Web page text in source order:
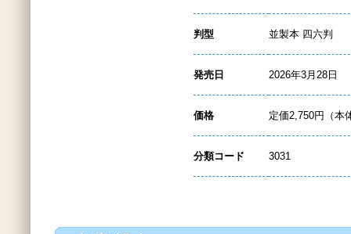
判型 並製本 四六判
発売日 2026年3月28日
価格 定価2,750円（本
分類コード 3031